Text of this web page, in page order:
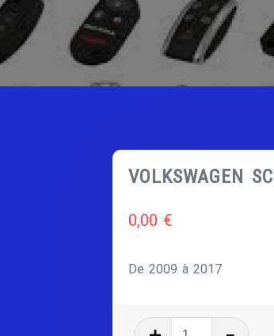
VOLKSWAGEN
0,00 €
De 2009 à 2017
quantité